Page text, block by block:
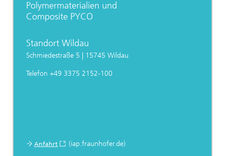
Polymermaterialien und
Composite PYCO
Standort Wildau
Schmiedestraße 5 | 15745 Wildau
Telefon +49 3375 2152-100
Anfahrt (iap.fraunhofer.de)